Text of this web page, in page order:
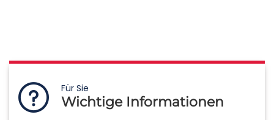
Für Sie
Wichtige Informationen